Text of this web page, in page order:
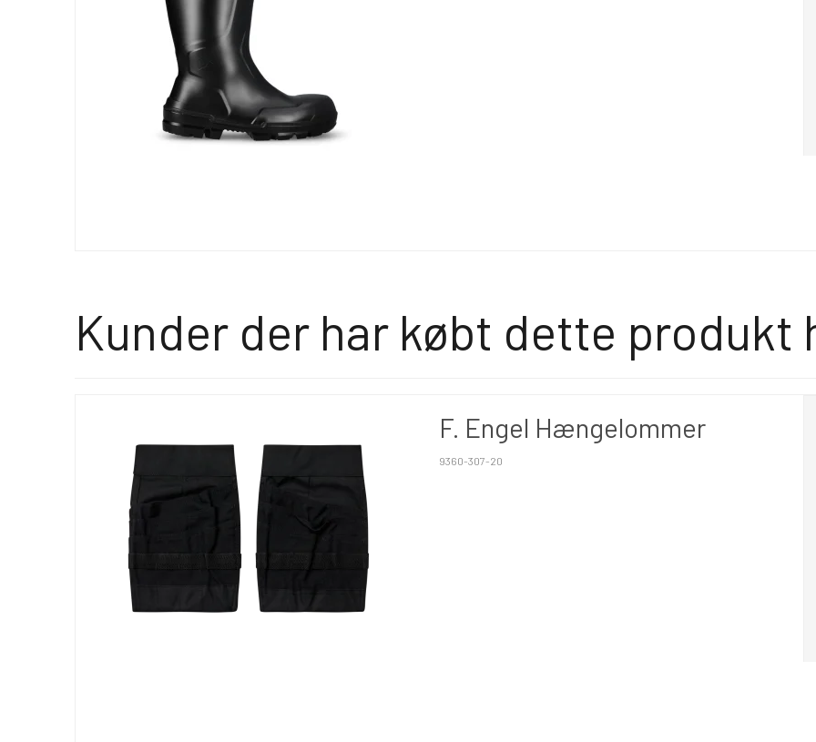
Kunder der har købt dette produkt
F. Engel Hængelommer
9360-307-20